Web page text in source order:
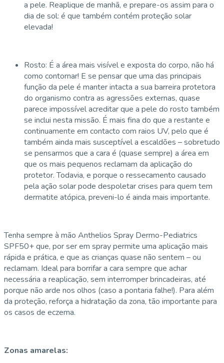
a pele. Reaplique de manhã, e prepare-os assim para o
dia de sol: é que também contém proteção solar
elevada!
Rosto: É a área mais visível e exposta do corpo, não há
como contornar! E se pensar que uma das principais
função da pele é manter intacta a sua barreira protetora
do organismo contra as agressões externas, quase
parece impossível acreditar que a pele do rosto também
se inclui nesta missão. É mais fina do que a restante e
continuamente em contacto com raios UV, pelo que é
também ainda mais susceptível a escaldões – sobretudo
se pensarmos que a cara é (quase sempre) a área em
que os mais pequenos reclamam da aplicação do
protetor. Todavia, e porque o ressecamento causado
pela ação solar pode despoletar crises para quem tem
dermatite atópica, preveni-lo é ainda mais importante.
Tenha sempre à mão Anthelios Spray Dermo-Pediatrics
SPF50+ que, por ser em spray permite uma aplicação mais
rápida e prática, e que as crianças quase não sentem – ou
reclamam. Ideal para borrifar a cara sempre que achar
necessária a reaplicação, sem interromper brincadeiras, até
porque não arde nos olhos (caso a pontaria falhe!). Para além
da proteção, reforça a hidratação da zona, tão importante para
os casos de eczema.
Zonas amarelas: